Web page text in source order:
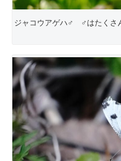
ジャコウアゲハ♂ ♂はたくさ